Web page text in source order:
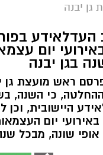
גן יבנה
יום
בגן יבנה
ראש מועצת גן
כי השנה,
היישובית, וכן
באירועי יום
אופי שונה, מבכל